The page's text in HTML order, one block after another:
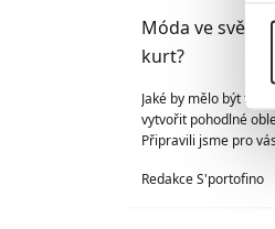
Móda ve světě
kurt?
Jaké by mělo být
vytvořit pohodlné
Připravili jsme pro
Redakce S'portofino